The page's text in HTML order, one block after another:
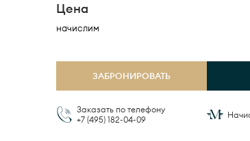
Цена
начислим
ЗАБРОНИРОВАТЬ
Заказать по телефону
+7 (495) 182-04-09